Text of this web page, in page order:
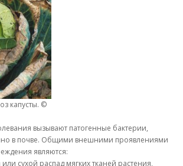
капусты. ©
вызывают патогенные бактерии,
в почве. Общими внешними проявлениями
являются:
сухой распад мягких тканей растения,